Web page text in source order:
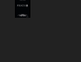
è la loro